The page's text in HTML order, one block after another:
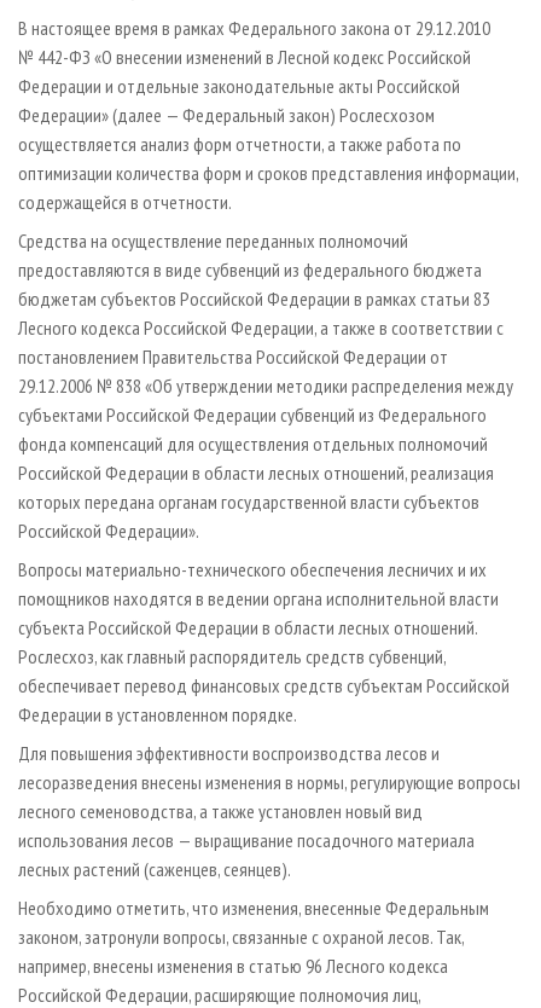
В настоящее время в рамках Федерального закона от 29.12.2010
№ 442-ФЗ «О внесении изменений в Лесной кодекс Российской
Федерации и отдельные законодательные акты Российской
Федерации» (далее — Федеральный закон) Рослесхозом
осуществляется анализ форм отчетности, а также работа по
оптимизации количества форм и сроков представления информации,
содержащейся в отчетности.
Средства на осуществление переданных полномочий
предоставляются в виде субвенций из федерального бюджета
бюджетам субъектов Российской Федерации в рамках статьи 83
Лесного кодекса Российской Федерации, а также в соответствии с
постановлением Правительства Российской Федерации от
29.12.2006 № 838 «Об утверждении методики распределения между
субъектами Российской Федерации субвенций из Федерального
фонда компенсаций для осуществления отдельных полномочий
Российской Федерации в области лесных отношений, реализация
которых передана органам государственной власти субъектов
Российской Федерации».
Вопросы материально-технического обеспечения лесничих и их
помощников находятся в ведении органа исполнительной власти
субъекта Российской Федерации в области лесных отношений.
Рослесхоз, как главный распорядитель средств субвенций,
обеспечивает перевод финансовых средств субъектам Российской
Федерации в установленном порядке.
Для повышения эффективности воспроизводства лесов и
лесоразведения внесены изменения в нормы, регулирующие вопросы
лесного семеноводства, а также установлен новый вид
использования лесов — выращивание посадочного материала
лесных растений (саженцев, сеянцев).
Необходимо отметить, что изменения, внесенные Федеральным
законом, затронули вопросы, связанные с охраной лесов. Так,
например, внесены изменения в статью 96 Лесного кодекса
Российской Федерации, расширяющие полномочия лиц,